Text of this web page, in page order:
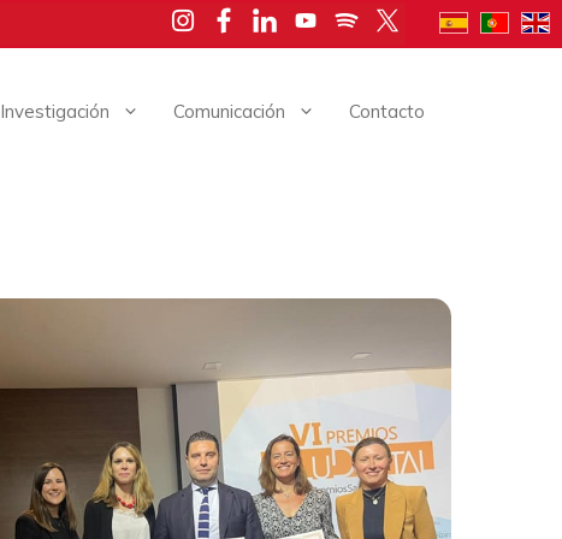
Investigación Comunicación Contacto